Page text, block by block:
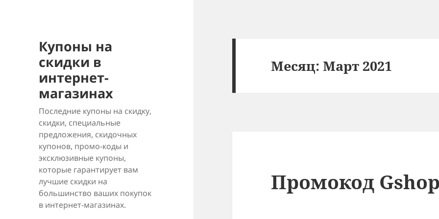
Купоны на
скидки в
интернет-
магазинах
Последние купоны на скидку,
скидки, специальные
предложения, скидочных
купонов, промо-коды и
эксклюзивные купоны,
которые гарантирует вам
лучшие скидки на
большинство ваших покупок
в интернет-магазинах.
Месяц:Март 2021
Промокод